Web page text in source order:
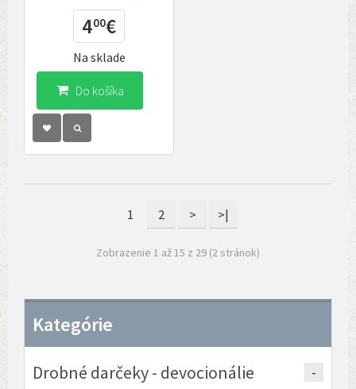
400€
Do košíka
Na sklade
1 2 > >|
Zobrazenie 1 až 15 z 29 (2 stránok)
Kategórie
Drobné darčeky - devocionálie